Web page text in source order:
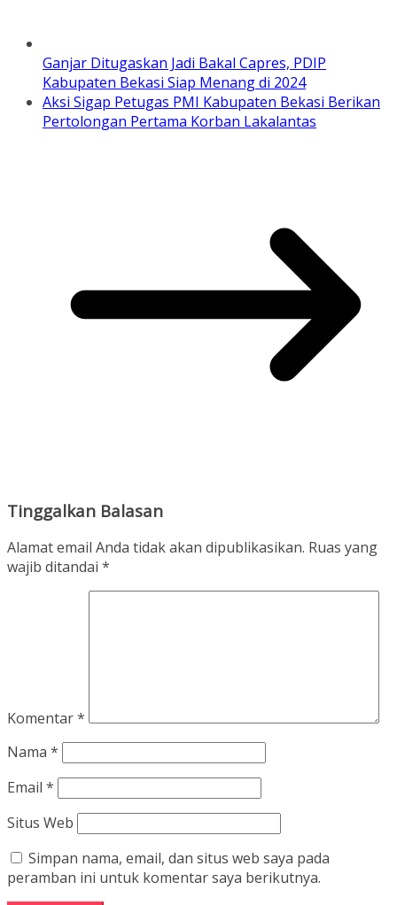
Ganjar Ditugaskan Jadi Bakal Capres, PDIP
Kabupaten Bekasi Siap Menang di 2024
Aksi Sigap Petugas PMI Kabupaten Bekasi Berikan
Pertolongan Pertama Korban Lakalantas
Tinggalkan Balasan
Alamat email Anda tidak akan dipublikasikan. Ruas yang
wajib ditandai *
Komentar*
Nama *
Email *
Situs Web
Simpan nama, email, dan situs web saya pada
peramban ini untuk komentar saya berikutnya.